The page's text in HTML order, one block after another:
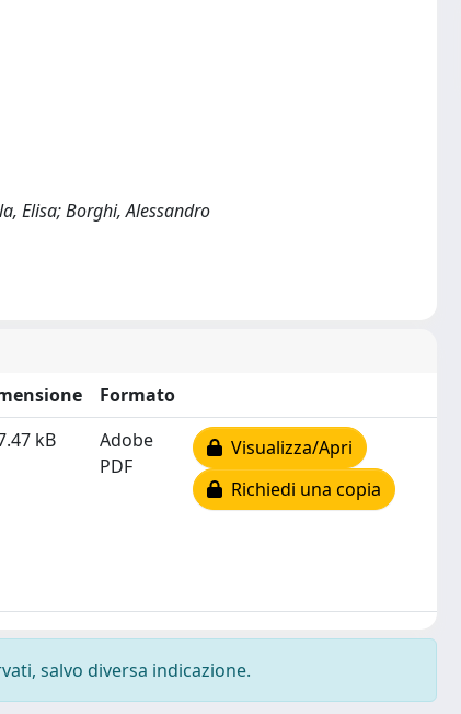
Elisa; Borghi, Alessandro
Formato
kB
Adobe
PDF
Visualizza/Apri
Richiedi una copia
salvo diversa indicazione.